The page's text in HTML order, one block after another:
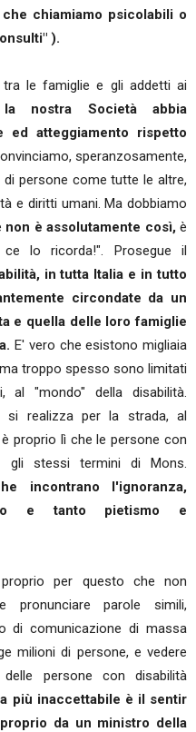
chiamiamo psicolabili o
).
le famiglie e gli addetti ai
la nostra Società abbia
ed atteggiamento rispetto
speranzosamente,
persone come tutte le altre,
e diritti umani. Ma dobbiamo
non è assolutamente così,è
lo ricorda!". Prosegue il
in tutta Italia e in tutto
circondate da un
e quella delle loro famiglie
E' vero che esistono migliaia
troppo spesso sono limitati
"mondo" della disabilità.
si realizza per la strada, al
proprio lì che le persone con
gli stessi termini di Mons.
incontrano l'ignoranza,
e tanto pietismo e
per questo che non
pronunciare parole simili,
di comunicazione di massa
milioni di persone, e vedere
persone con disabilità
più inaccettabile è il sentir
da un ministro della